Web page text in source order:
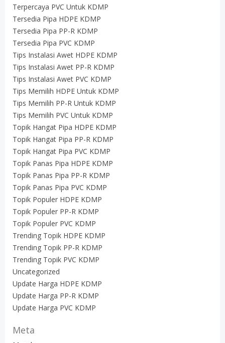
Terpercaya PVC Untuk KDMP
Tersedia Pipa HDPE KDMP
Tersedia Pipa PP-R KDMP
Tersedia Pipa PVC KDMP
Tips Instalasi Awet HDPE KDMP
Tips Instalasi Awet PP-R KDMP
Tips Instalasi Awet PVC KDMP
Tips Memilih HDPE Untuk KDMP
Tips Memilih PP-R Untuk KDMP
Tips Memilih PVC Untuk KDMP
Topik Hangat Pipa HDPE KDMP
Topik Hangat Pipa PP-R KDMP
Topik Hangat Pipa PVC KDMP
Topik Panas Pipa HDPE KDMP
Topik Panas Pipa PP-R KDMP
Topik Panas Pipa PVC KDMP
Topik Populer HDPE KDMP
Topik Populer PP-R KDMP
Topik Populer PVC KDMP
Trending Topik HDPE KDMP
Trending Topik PP-R KDMP
Trending Topik PVC KDMP
Uncategorized
Update Harga HDPE KDMP
Update Harga PP-R KDMP
Update Harga PVC KDMP
Meta